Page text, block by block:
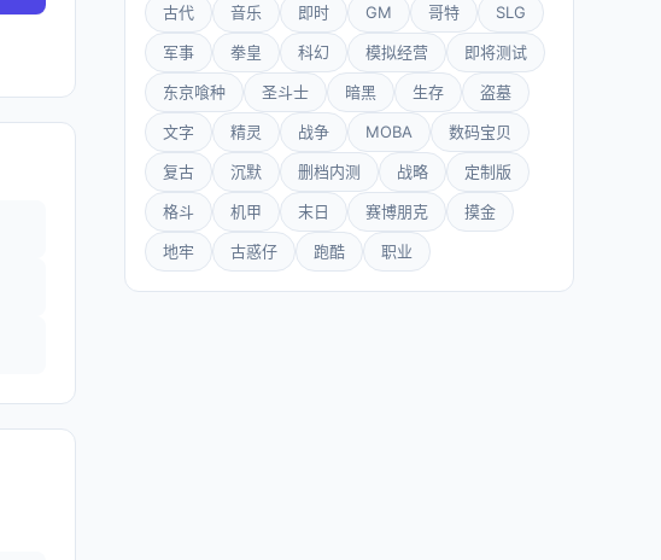
古代 音乐 即时 GM 哥特 SLG
军事 拳皇 科幻 模拟经营 即将测试
东京喰种 圣斗士 暗黑 生存 盗墓
文字 精灵 战争 MOBA 数码宝贝
复古 沉默 删档内测 战略 定制版
格斗 机甲 末日 赛博朋克 摸金
地牢 古惑仔 跑酷 职业